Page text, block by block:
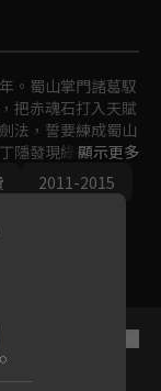
。蜀山掌門諸葛馭
把赤魂石打入天賦
法，誓要練成蜀山
隱發現綠袍之女玉
入情網。此時，蜀
臨…
顯示更多
2011-2015